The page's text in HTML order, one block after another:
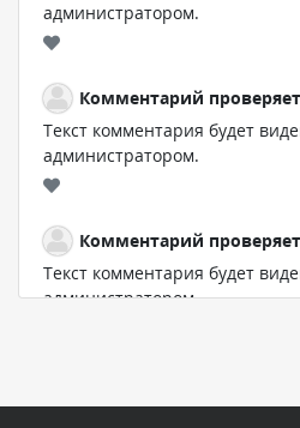
администратором.
Комментарий
Текст комментария будет
администратором.
Комментарий
Текст комментария будет
администратором.